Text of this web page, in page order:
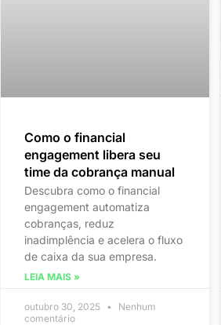
Como o financial
engagement libera seu
time da cobrança manual
Descubra como o financial
engagement automatiza
cobranças, reduz
inadimplência e acelera o fluxo
de caixa da sua empresa.
LEIA MAIS »
outubro 30, 2025
Nenhum
comentário